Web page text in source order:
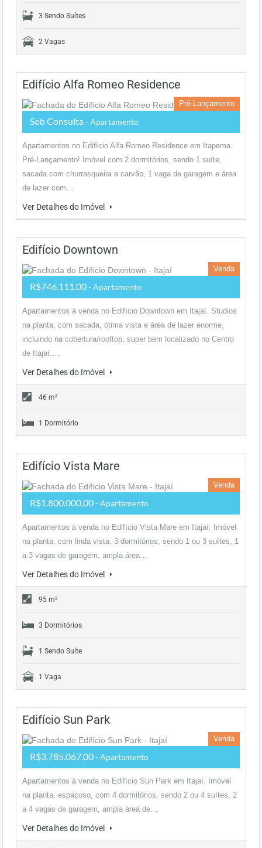
3 Sendo Suítes
2 Vagas
Edifício Alfa Romeo Residence
Pré-Lançamento
Sob Consulta - Apartamento
Apartamentos no Edifício Alfa Romeo Residence em Itapema.
Pré-Lançamento! Imóvel com 2 dormitórios, sendo 1 suíte,
sacada com churrasqueira a carvão, 1 vaga de garagem e área
de lazer com…
Ver Detalhes do Imóvel
Edifício Downtown
Venda
R$746.111,00- Apartamento
Apartamentos à venda no Edifício Downtown em Itajaí. Studios
na planta, com sacada, ótima vista e área de lazer enorme,
incluindo na cobertura/rooftop, super bem localizado no Centro
de Itajaí.…
Ver Detalhes do Imóvel
46 m²
1 Dormitório
Edifício Vista Mare
Venda
R$1.800.000,00- Apartamento
Apartamentos à venda no Edifício Vista Mare em Itajaí. Imóvel
na planta, com linda vista, 3 dormitórios, sendo 1 ou 3 suítes, 1
a 3 vagas de garagem, ampla área…
Ver Detalhes do Imóvel
95 m²
3 Dormitórios
1 Sendo Suíte
1 Vaga
Edifício Sun Park
Venda
R$3.785.067,00- Apartamento
Apartamentos à venda no Edifício Sun Park em Itajaí. Imóvel
na planta, espaçoso, com 4 dormitórios, sendo 2 ou 4 suítes, 2
a 4 vagas de garagem, ampla área de…
Ver Detalhes do Imóvel